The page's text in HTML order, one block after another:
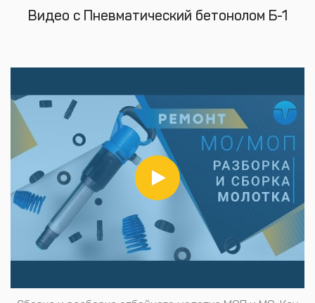
Видео с Пневматический бетонолом Б-1